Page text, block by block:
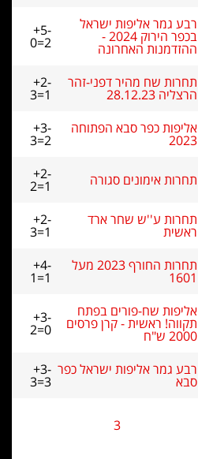
רבע גמר אליפות ישראל
בכפר הירוק 2024 -
ההזדמנות האחרונה
+5-
0=2
תחרות שח מהיר דפני-זהר
הרצליה 28.12.23
+2-
3=1
אליפות כפר סבא הפתוחה
2023
+3-
3=2
תחרות אימונים סגורה +2-
2=1
תחרות ע''ש שחר ארד
ראשית
+2-
3=1
תחרות החורף 2023 מעל
1601
+4-
1=1
אליפות שח-פורים בפתח
תקווה! ראשית - קרן פרסים
2000 ש"ח
+3-
2=0
רבע גמר אליפות ישראל כפר
סבא
+3-
3=3
3